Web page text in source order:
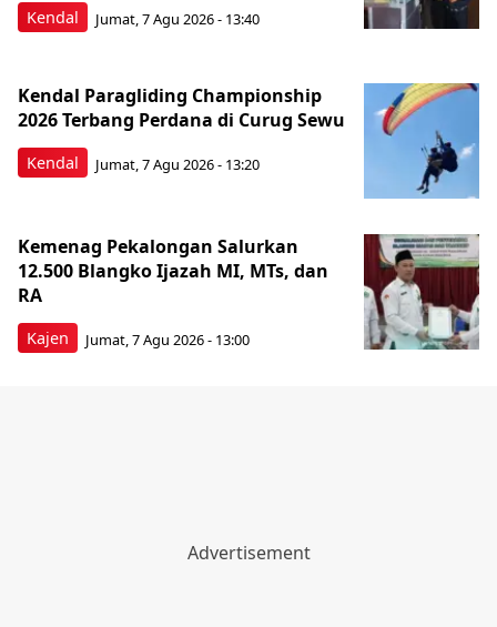
Kendal Jumat, 7 Agu 2026 - 13:40
Kendal
Kendal Paragliding Championship
2026 Terbang Perdana di Curug Sewu
Jumat, 7 Agu 2026 - 13:20
Kajen
Kemenag Pekalongan Salurkan
12.500 Blangko Ijazah MI, MTs, dan
RA
Jumat, 7 Agu 2026 - 13:00